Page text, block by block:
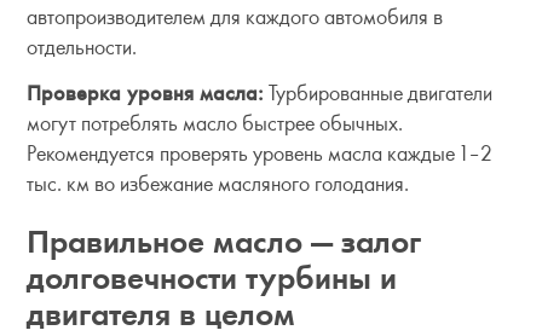
автопроизводителем для каждого автомобиля в
отдельности.
Проверка уровня масла: Турбированные двигатели
могут потреблять масло быстрее обычных.
Рекомендуется проверять уровень масла каждые 1–2
тыс. км во избежание масляного голодания.
Правильное масло — залог
долговечности турбины и
двигателя в целом